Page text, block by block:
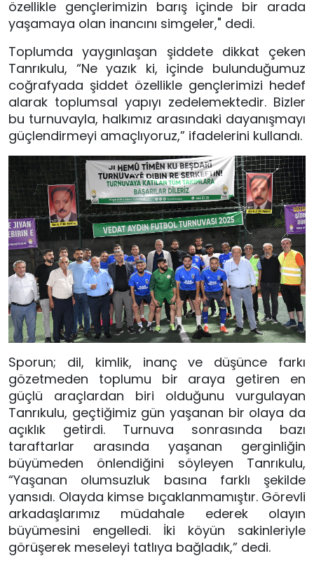
özellikle gençlerimizin barış içinde bir arada
yaşamaya olan inancını simgeler," dedi.
Toplumda yaygınlaşan şiddete dikkat çeken
Tanrıkulu, “Ne yazık ki, içinde bulunduğumuz
coğrafyada şiddet özellikle gençlerimizi hedef
alarak toplumsal yapıyı zedelemektedir. Bizler
bu turnuvayla, halkımız arasındaki dayanışmayı
güçlendirmeyi amaçlıyoruz,” ifadelerini kullandı.
Sporun; dil, kimlik, inanç ve düşünce farkı
gözetmeden toplumu bir araya getiren en
güçlü araçlardan biri olduğunu vurgulayan
Tanrıkulu, geçtiğimiz gün yaşanan bir olaya da
açıklık getirdi. Turnuva sonrasında bazı
taraftarlar arasında yaşanan gerginliğin
büyümeden önlendiğini söyleyen Tanrıkulu,
“Yaşanan olumsuzluk basına farklı şekilde
yansıdı. Olayda kimse bıçaklanmamıştır. Görevli
arkadaşlarımız müdahale ederek olayın
büyümesini engelledi. İki köyün sakinleriyle
görüşerek meseleyi tatlıya bağladık,” dedi.